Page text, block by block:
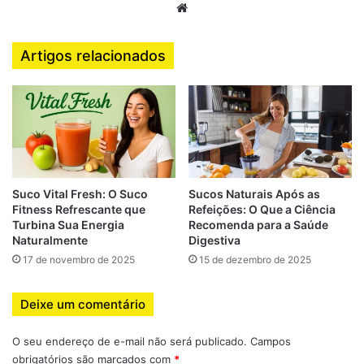
Tontura
Dificuldade de concentração
Por isso, estratégias alimentares que aumentam a
absorção de ferro são fundamentais.
Por que a goiaba pode ajudar
na absorção de ferro?
A grande chave da goiaba está em um nutriente essencial:
do ferro não-heme, que é o tipo de ferro encontrado em
Artigos relacionados
Suco Vital Fresh: O Suco
Fitness Refrescante que
Turbina Sua Energia
Naturalmente
17 de novembro de 2025
Sucos Naturais Após as
Refeições: O Que a Ciência
Recomenda para a Saúde
Digestiva
15 de dezembro de 2025
Deixe um comentário
O seu endereço de e-mail não será publicado. Campos
obrigatórios são marcados com *